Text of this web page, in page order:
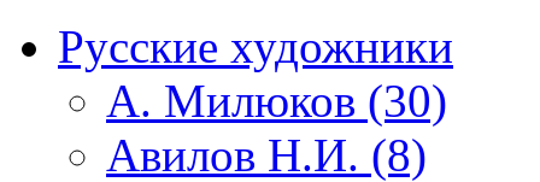
Русские художники
А. Милюков (30)
Авилов Н.И. (8)